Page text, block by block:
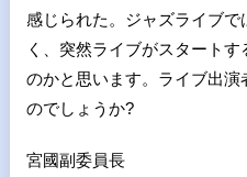
感じられた。ジャズライブ
く、突然ライブがスタート
のかと思います。ライブ出
のでしょうか?
宮國副委員長